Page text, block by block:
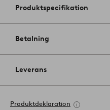
Produktspecifikation
Betalning
Leverans
Produktdeklaration